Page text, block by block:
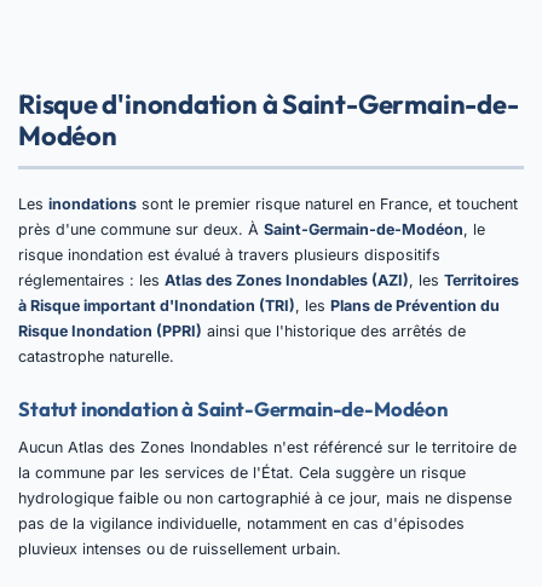
Risque d'inondation à Saint-Germain-de-
Modéon
Les inondations sont le premier risque naturel en France, et touchent
près d'une commune sur deux. À Saint-Germain-de-Modéon, le
risque inondation est évalué à travers plusieurs dispositifs
réglementaires : les Atlas des Zones Inondables (AZI), les Territoires
à Risque important d'Inondation (TRI), les Plans de Prévention du
Risque Inondation (PPRI) ainsi que l'historique des arrêtés de
catastrophe naturelle.
Statut inondation à Saint-Germain-de-Modéon
Aucun Atlas des Zones Inondables n'est référencé sur le territoire de
la commune par les services de l'État. Cela suggère un risque
hydrologique faible ou non cartographié à ce jour, mais ne dispense
pas de la vigilance individuelle, notamment en cas d'épisodes
pluvieux intenses ou de ruissellement urbain.